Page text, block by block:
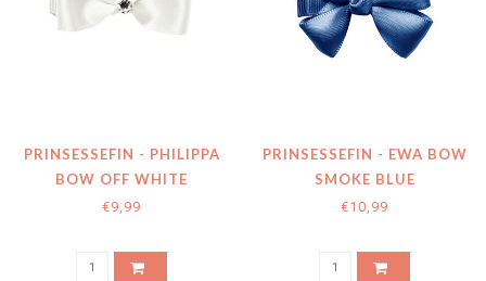
PRINSESSEFIN - PHILIPPA
BOW OFF WHITE
€9,99
PRINSESSEFIN - EWA BOW
SMOKE BLUE
€10,99